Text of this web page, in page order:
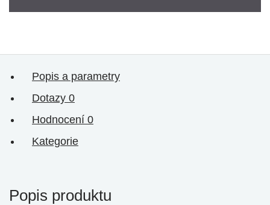
Popis a parametry
Dotazy 0
Hodnocení 0
Kategorie
Popis produktu